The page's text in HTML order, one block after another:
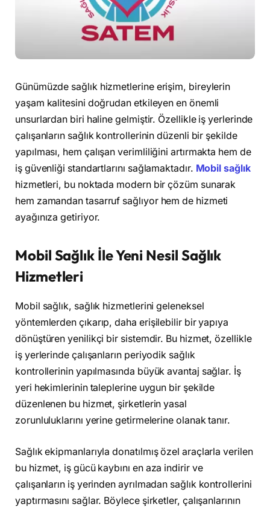
Günümüzde sağlık hizmetlerine erişim, bireylerin
yaşam kalitesini doğrudan etkileyen en önemli
unsurlardan biri haline gelmiştir. Özellikle iş yerlerinde
çalışanların sağlık kontrollerinin düzenli bir şekilde
yapılması, hem çalışan verimliliğini artırmakta hem de
iş güvenliği standartlarını sağlamaktadır. Mobil sağlık
hizmetleri, bu noktada modern bir çözüm sunarak
hem zamandan tasarruf sağlıyor hem de hizmeti
ayağınıza getiriyor.
Mobil Sağlık İle Yeni Nesil Sağlık
Hizmetleri
Mobil sağlık, sağlık hizmetlerini geleneksel
yöntemlerden çıkarıp, daha erişilebilir bir yapıya
dönüştüren yenilikçi bir sistemdir. Bu hizmet, özellikle
iş yerlerinde çalışanların periyodik sağlık
kontrollerinin yapılmasında büyük avantaj sağlar. İş
yeri hekimlerinin taleplerine uygun bir şekilde
düzenlenen bu hizmet, şirketlerin yasal
zorunluluklarını yerine getirmelerine olanak tanır.
Sağlık ekipmanlarıyla donatılmış özel araçlarla verilen
bu hizmet, iş gücü kaybını en aza indirir ve
çalışanların iş yerinden ayrılmadan sağlık kontrollerini
yaptırmasını sağlar. Böylece şirketler, çalışanlarının